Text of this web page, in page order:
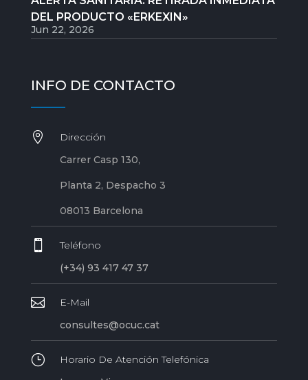
DEL PRODUCTO «ERKEXIN»
Jun 22, 2026
INFO DE CONTACTO

Dirección
Carrer Casp 130,
Planta 2, Despacho 3
08013 Barcelona

Teléfono
(+34) 93 417 47 37

E-Mail
consultes@ocuc.cat
}
Horario De Atención Telefónica